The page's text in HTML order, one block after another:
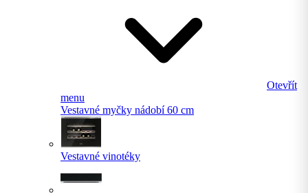
Otevřít
menu
Vestavné myčky nádobí 60 cm
Vestavné vinotéky